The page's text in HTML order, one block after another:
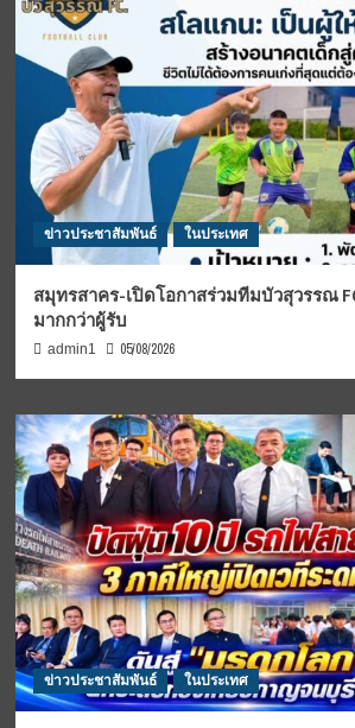
ข่าวประชาสัมพันธ์ ในประเทศ
สมุทรสาคร-เปิดโอกาสร่วมทีมบัวสุวรรณ
มากกว่าผู้รับ
admin1 05/08/2026
ข่าวประชาสัมพันธ์ ในประเทศ